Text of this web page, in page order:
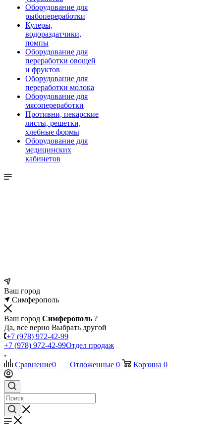
Оборудование для
рыбопереработки
Кулеры,
водораздатчики,
помпы
Оборудование для
переработки овощей
и фруктов
Оборудование для
переработки молока
Оборудование для
мясопереработки
Противни, пекарские
листы, решетки,
хлебные формы
Оборудование для
медицинских
кабинетов
Ваш город
Симферополь
Ваш город Симферополь ?
Да, все верно Выбрать другой
+7 (978) 972-42-99
+7 (978) 972-42-99Отдел продаж
Сравнение0 Отложенные 0 Корзина 0